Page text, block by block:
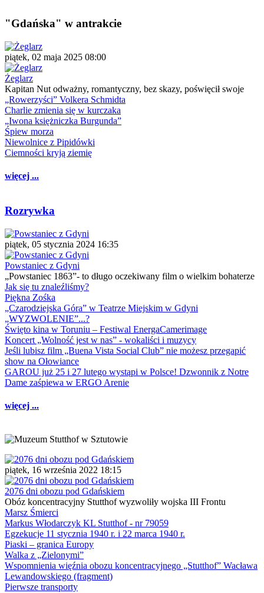
"Gdańska" w antrakcie
piątek, 02 maja 2025 08:00
Żeglarz
Kapitan Nut odważny, romantyczny, bez skazy, poświęcił swoje
„Rowerzyści” Volkera Schmidta
Charlie zmienia się w kurczaka
„Iwona księżniczka Burgunda”
Śpiew morza
Niewolnice z Pipidówki
Ciemności kryją ziemię
więcej ...
Rozrywka
piątek, 05 stycznia 2024 16:35
Powstaniec z Gdyni
„Powstaniec 1863”- to długo oczekiwany film o wielkim bohaterze
Jak się tu znaleźliśmy?
Piękna Zośka
„Czarodziejska Góra” w Teatrze Miejskim w Gdyni
„WYZWOLENIE”...?
Święto kina w Toruniu – Festiwal EnergaCamerimage
Koncert „Wolność jest w nas” - wokaliści i muzycy
Jeśli lubisz film „Buena Vista Social Club” nie możesz przegapić
show na Ołowiance
GAROU już 25 i 27 lutego wystąpi w Polsce! Dzwonnik z Notre
Dame zaśpiewa w ERGO Arenie
więcej ...
piątek, 16 września 2022 18:15
2076 dni obozu pod Gdańskiem
Obóz koncentracyjny Stutthof wyzwoliły wojska III Frontu
Marsz Śmierci
Markus Włodarczyk KL Stutthof - nr 79059
Egzekucje 11 stycznia 1940 r. i 22 marca 1940 r.
Piaski – granica Europy
Walka z „Zielonymi”
Wspomnienia więźnia obozu koncentracyjnego „Stutthof” Wacława
Lewandowskiego (fragment)
Pierwsze transporty